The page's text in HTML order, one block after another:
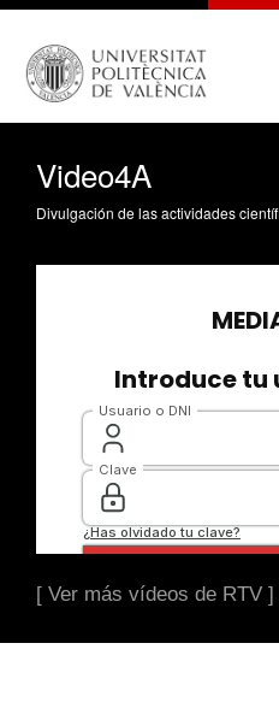
Video4A
[ Ver más vídeos de RTV ]